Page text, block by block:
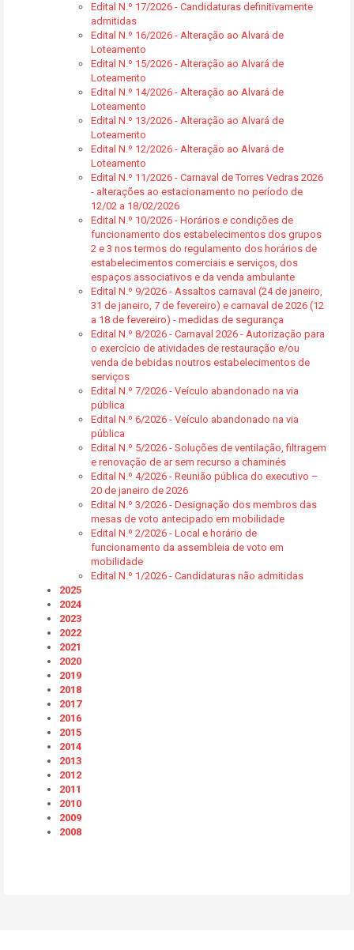
Edital N.º 17/2026 - Candidaturas definitivamente
admitidas
Edital N.º 16/2026 - Alteração ao Alvará de
Loteamento
Edital N.º 15/2026 - Alteração ao Alvará de
Loteamento
Edital N.º 14/2026 - Alteração ao Alvará de
Loteamento
Edital N.º 13/2026 - Alteração ao Alvará de
Loteamento
Edital N.º 12/2026 - Alteração ao Alvará de
Loteamento
Edital N.º 11/2026 - Carnaval de Torres Vedras 2026
- alterações ao estacionamento no período de
12/02 a 18/02/2026
Edital N.º 10/2026 - Horários e condições de
funcionamento dos estabelecimentos dos grupos
2 e 3 nos termos do regulamento dos horários de
estabelecimentos comerciais e serviços, dos
espaços associativos e da venda ambulante
Edital N.º 9/2026 - Assaltos carnaval (24 de janeiro,
31 de janeiro, 7 de fevereiro) e carnaval de 2026 (12
a 18 de fevereiro) - medidas de segurança
Edital N.º 8/2026 - Carnaval 2026 - Autorização para
o exercício de atividades de restauração e/ou
venda de bebidas noutros estabelecimentos de
serviços
Edital N.º 7/2026 - Veículo abandonado na via
pública
Edital N.º 6/2026 - Veículo abandonado na via
pública
Edital N.º 5/2026 - Soluções de ventilação, filtragem
e renovação de ar sem recurso a chaminés
Edital N.º 4/2026 - Reunião pública do executivo –
20 de janeiro de 2026
Edital N.º 3/2026 - Designação dos membros das
mesas de voto antecipado em mobilidade
Edital N.º 2/2026 - Local e horário de
funcionamento da assembleia de voto em
mobilidade
Edital N.º 1/2026 - Candidaturas não admitidas
2025
2024
2023
2022
2021
2020
2019
2018
2017
2016
2015
2014
2013
2012
2011
2010
2009
2008